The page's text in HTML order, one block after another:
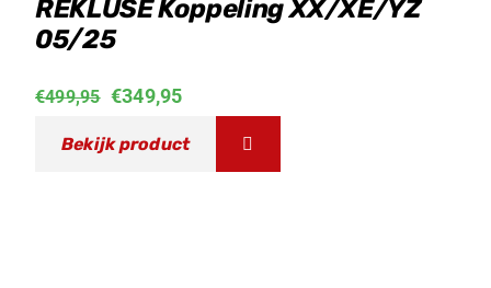
REKLUSE Koppeling XX/XE/YZ
05/25
€499,95 Oorspronkelijke
prijs
€349,95Huidige
prijs
Bekijk product